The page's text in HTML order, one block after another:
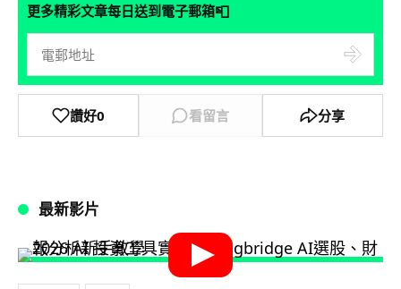
更多精彩文章每日送到電子郵箱📮
讚好0 看留言 分享
最新影片